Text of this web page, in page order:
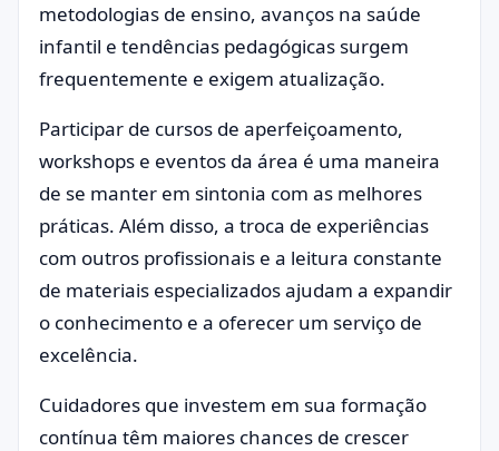
metodologias de ensino, avanços na saúde
infantil e tendências pedagógicas surgem
frequentemente e exigem atualização.
Participar de cursos de aperfeiçoamento,
workshops e eventos da área é uma maneira
de se manter em sintonia com as melhores
práticas. Além disso, a troca de experiências
com outros profissionais e a leitura constante
de materiais especializados ajudam a expandir
o conhecimento e a oferecer um serviço de
excelência.
Cuidadores que investem em sua formação
contínua têm maiores chances de crescer